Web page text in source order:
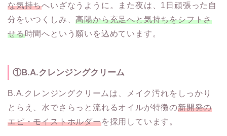
な気持ちへいざなうように。また夜は、1日頑張った自
分をいつくしみ、高陽から充足へと気持ちをシフトさ
せる時間へという願いを込めています。
①B.A.クレンジングクリーム
B.A.クレンジングクリームは、メイク汚れをしっかり
とらえ、水でさらっと流れるオイルが特徴の新開発の
エピ・モイストホルダーを採用しています。